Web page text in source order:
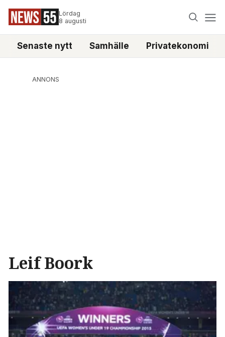
Lördag
8 augusti
Senaste nytt Samhälle Privatekonomi
ANNONS
Leif Boork